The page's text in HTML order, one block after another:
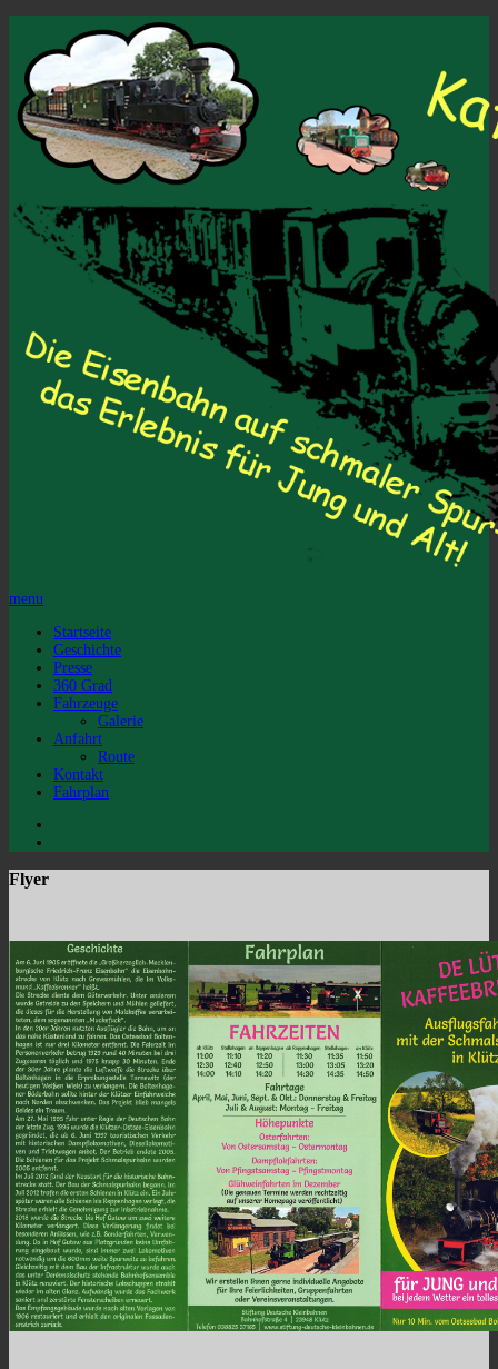
menu
Startseite
Geschichte
Presse
360 Grad
Fahrzeuge
Galerie
Anfahrt
Route
Kontakt
Fahrplan
Flyer